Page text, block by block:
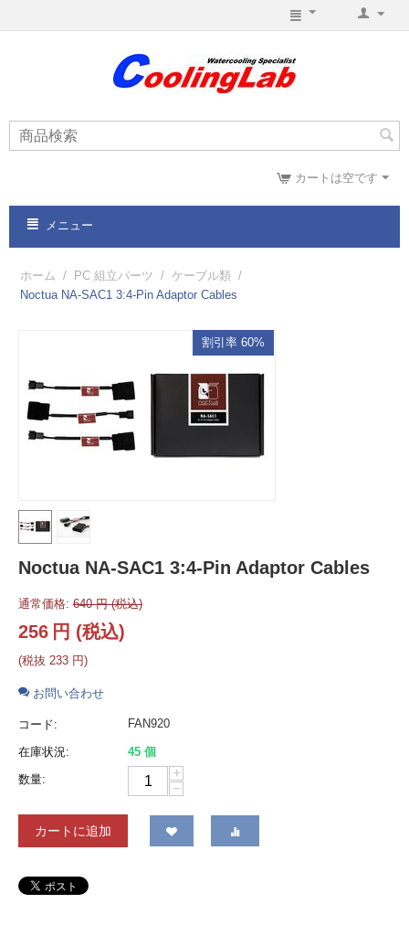
カートは空です
メニュー
ホーム / PC 組立パーツ / ケーブル類 /
Noctua NA-SAC1 3:4-Pin Adaptor Cables
割引率 60%
Noctua NA-SAC1 3:4-Pin Adaptor Cables
通常価格: 640 円(税込)
256 円 (税込)
(税抜 233 円)
お問い合わせ
コード: FAN920
在庫状況:
45 個
数量:
+
−
カートに追加